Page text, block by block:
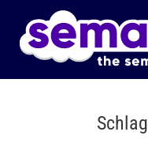
Skip to main content